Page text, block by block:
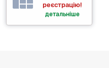
реєстрацію!
детальніше